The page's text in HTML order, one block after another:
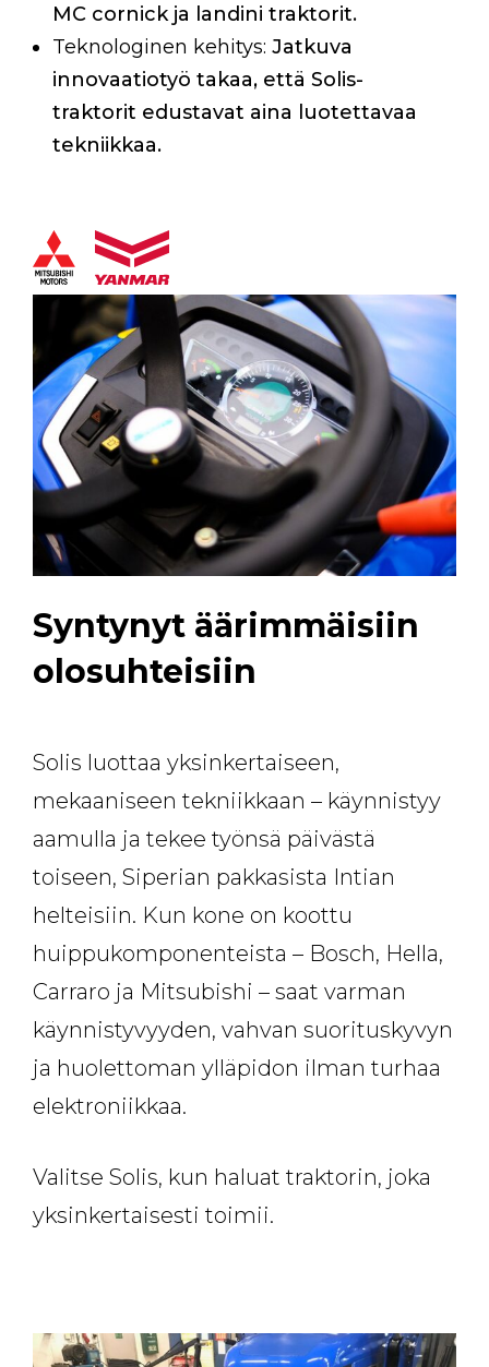
MC cornick ja landini traktorit.
Teknologinen kehitys: Jatkuva
innovaatiotyö takaa, että Solis-
traktorit edustavat aina luotettavaa
tekniikkaa.
Syntynyt äärimmäisiin
olosuhteisiin
Solis luottaa yksinkertaiseen,
mekaaniseen tekniikkaan – käynnistyy
aamulla ja tekee työnsä päivästä
toiseen, Siperian pakkasista Intian
helteisiin. Kun kone on koottu
huippukomponenteista – Bosch, Hella,
Carraro ja Mitsubishi – saat varman
käynnistyvyyden, vahvan suorituskyvyn
ja huolettoman ylläpidon ilman turhaa
elektroniikkaa.
Valitse Solis, kun haluat traktorin, joka
yksinkertaisesti toimii.